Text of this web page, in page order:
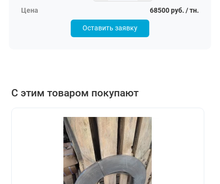
68500 руб. / тн.
Оставить заявку
С этим товаром покупают